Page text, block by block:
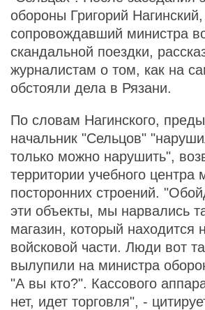
обороны Григорий Нагинский,
сопровождавший министра
скандальной поездки,
журналистам о том, как на
обстояли дела в Рязани.
По словам Нагинского,
начальник "Сельцов"
только можно нарушить",
территории учебного центра
посторонних строений.
эти объекты, мы нарвались
магазин, который находится
войсковой части. Люди вот
вылупили на министра
"А вы кто?". Кассового
нет, идет торговля", -